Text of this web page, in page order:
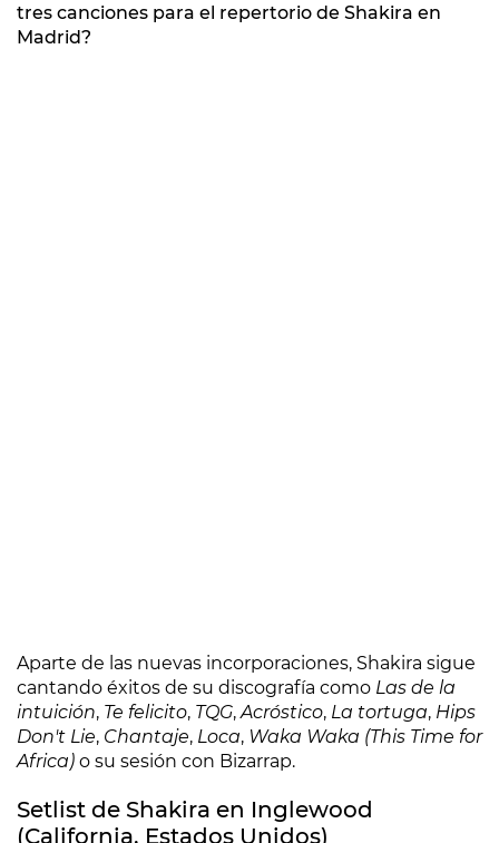
tres canciones para el repertorio de Shakira en
Madrid?
Aparte de las nuevas incorporaciones, Shakira sigue
cantando éxitos de su discografía como Las de la
intuición, Te felicito, TQG,Acróstico, La tortuga, Hips
Don't Lie, Chantaje, Loca, Waka Waka (This Time for
Africa) o su sesión con Bizarrap.
Setlist de Shakira en Inglewood
(California, Estados Unidos)